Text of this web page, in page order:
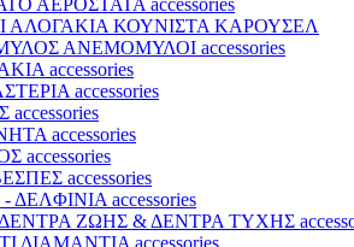
ΑΕΡΟΣΤΑΤΑ accessories
ΑΛΟΓΑΚΙΑ ΚΟΥΝΙΣΤΑ ΚΑΡΟΥΣΕΛ
ΑΝΕΜΟΜΥΛΟΙ accessories
accessories
accessories
accessories
accessories
accessories
accessories
ΔΕΛΦΙΝΙΑ accessories
ΖΩΗΣ & ΔΕΝΤΡΑ ΤΥΧΗΣ
ΔΙΑΜΑΝΤΙΑ accessories